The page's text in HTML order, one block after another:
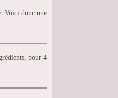
Voici donc une
pour 4